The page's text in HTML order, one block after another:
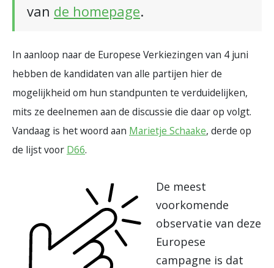
van de homepage.
In aanloop naar de Europese Verkiezingen van 4 juni
hebben de kandidaten van alle partijen hier de
mogelijkheid om hun standpunten te verduidelijken,
mits ze deelnemen aan de discussie die daar op volgt.
Vandaag is het woord aan Marietje Schaake, derde op
de lijst voor D66.
De meest
voorkomende
observatie van deze
Europese
campagne is dat